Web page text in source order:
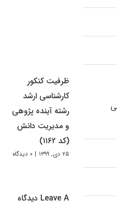
ظرفیت کنکور
کارشناسی ارشد
رشته آینده پژوهی
و مدیریت دانش
(کد ۱۱۶۲)
۲۵ دی, ۱۳۹۹ | ۰ دیدگاه
Leave A دیدگاه